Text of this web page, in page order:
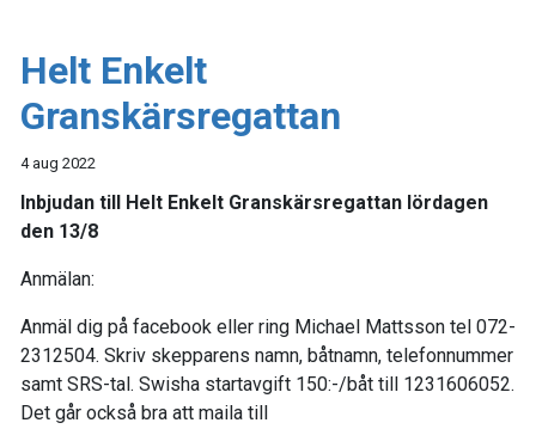
Helt Enkelt
Granskärsregattan
4 aug 2022
Inbjudan till Helt Enkelt Granskärsregattan lördagen
den 13/8
Anmälan:
Anmäl dig på facebook eller ring Michael Mattsson tel 072-
2312504. Skriv skepparens namn, båtnamn, telefonnummer
samt SRS-tal. Swisha startavgift 150:-/båt till 1231606052.
Det går också bra att maila till